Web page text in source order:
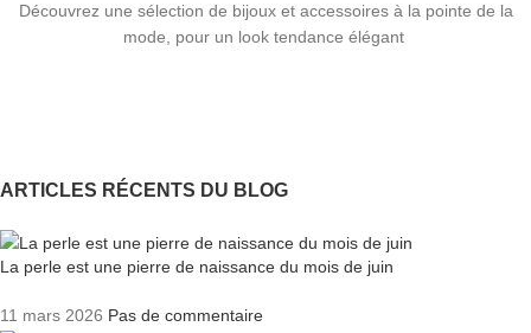
Découvrez une sélection de bijoux et accessoires à la pointe de la
mode, pour un look tendance élégant
ARTICLES RÉCENTS DU BLOG
La perle est une pierre de naissance du mois de juin
11 mars 2026 Pas de commentaire